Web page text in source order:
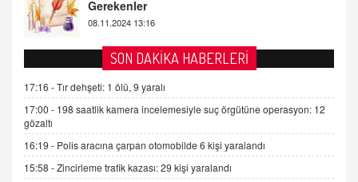
2 Kasım 2021 Salı 00:11
AV. DOĞAN CAN DOĞAN
Kişisel verilerin korunması ve dijital hukukun
gelişimi
15.09.2025 16:17
SEHER EREK
Kış Ayları Geldi, Hangi Önlemler Alınmalı?
9.12.2025 10:11
SON DAKİKA HABERLERİ
17:16 -Tır dehşeti: 1 ölü, 9 yaralı
17:00 - 198 saatlik kamera incelemesiyle suç örgütüne operasyon: 12
gözaltı
16:19 - Polis aracına çarpan otomobilde 6 kişi yaralandı
15:58 -Zincirleme trafik kazası: 29 kişi yaralandı